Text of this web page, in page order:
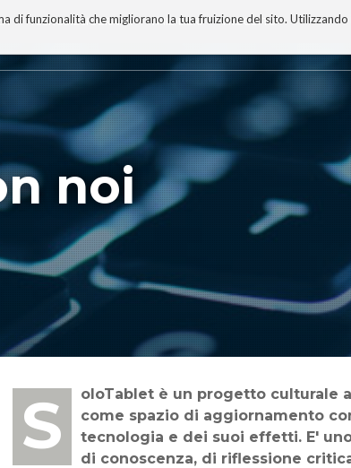
di funzionalità che migliorano la tua fruizione del sito.
TECNOBIBLIOGRAFIA I MIEI LIBRI PROGETTO
noi
SoloTablet è un progetto culturale aperto a contributi e collaborazioni. Si propone
come spazio di aggiornamento
tecnologia e dei suoi effetti. E'
di conoscenza, di riflessione